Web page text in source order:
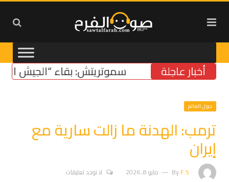
أخبار عاجلة سموتريتش: بقاء “الجيش
حول العالم
ترمب: الهدنة ما زالت سارية مع
إيران
ByF.S مايو 8, 2026 لا توجد تعليقات